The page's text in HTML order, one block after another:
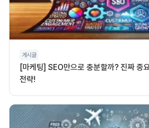
게시글
[마케팅] SEO만으로 충분할까? 진짜 중
전략!